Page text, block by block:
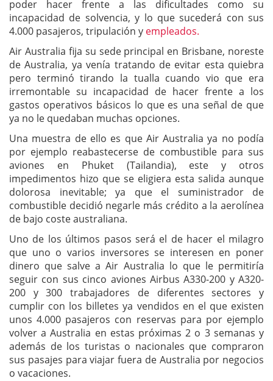
poder hacer frente a las dificultades como su
incapacidad de solvencia, y lo que sucederá con sus
4.000 pasajeros, tripulación y empleados.
Air Australia fija su sede principal en Brisbane, noreste
de Australia, ya venía tratando de evitar esta quiebra
pero terminó tirando la tualla cuando vio que era
irremontable su incapacidad de hacer frente a los
gastos operativos básicos lo que es una señal de que
ya no le quedaban muchas opciones.
Una muestra de ello es que Air Australia ya no podía
por ejemplo reabastecerse de combustible para sus
aviones en Phuket (Tailandia), este y otros
impedimentos hizo que se eligiera esta salida aunque
dolorosa inevitable; ya que el suministrador de
combustible decidió negarle más crédito a la aerolínea
de bajo coste australiana.
Uno de los últimos pasos será el de hacer el milagro
que uno o varios inversores se interesen en poner
dinero que salve a Air Australia lo que le permitiría
seguir con sus cinco aviones Airbus A330-200 y A320-
200 y 300 trabajadores de diferentes sectores y
cumplir con los billetes ya vendidos en el que existen
unos 4.000 pasajeros con reservas para por ejemplo
volver a Australia en estas próximas 2 o 3 semanas y
además de los turistas o nacionales que compraron
sus pasajes para viajar fuera de Australia por negocios
o vacaciones.